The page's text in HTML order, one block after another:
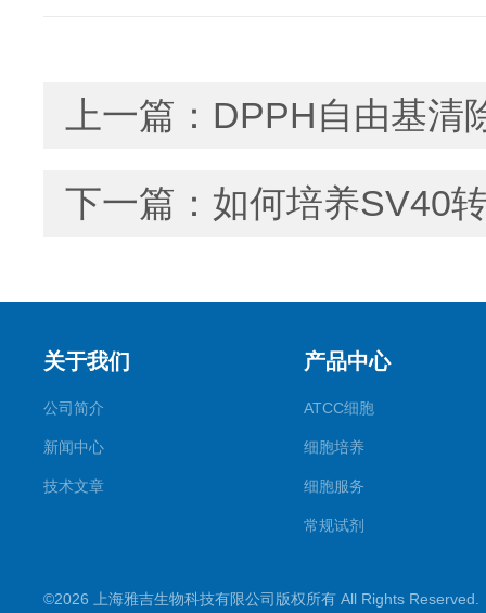
上一篇： DPPH自由基清
下一篇： 如何培养SV40
关于我们
公司简介
新闻中心
技术文章
产品中心
ATCC细胞
细胞培养
细胞服务
常规试剂
PCR试剂盒
©2026 上海雅吉生物科技有限公司版权所有 All Rights